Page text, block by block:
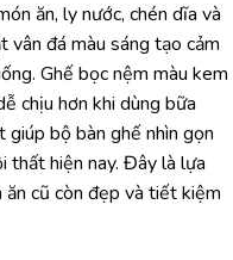
ăn, ly nước, chén dĩa và
vân đá màu sáng tạo cảm
Ghế bọc nệm màu kem
chịu hơn khi dùng bữa
giúp bộ bàn ghế nhìn gọn
thất hiện nay. Đây là lựa
ăn cũ còn đẹp và tiết kiệm